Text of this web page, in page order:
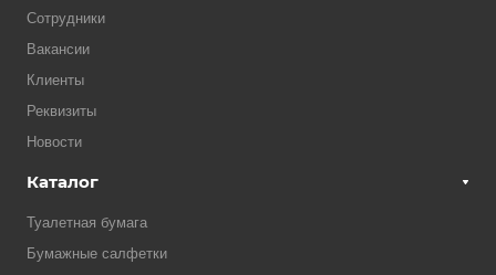
Сотрудники
Вакансии
Клиенты
Реквизиты
Новости
Каталог
Туалетная бумага
Бумажные салфетки